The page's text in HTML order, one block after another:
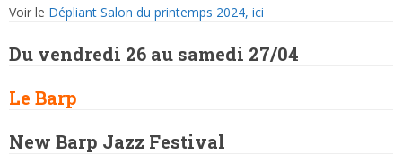
Voir le Dépliant Salon du printemps 2024, ici
Du vendredi 26 au samedi 27/04
Le Barp
New Barp Jazz Festival